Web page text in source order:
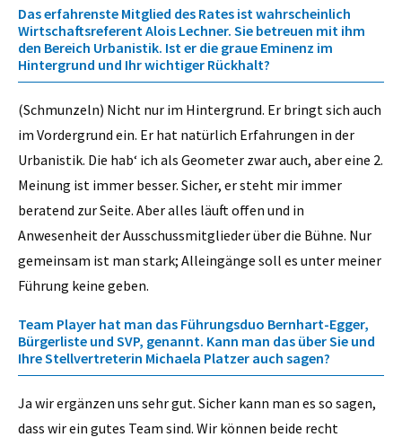
Das erfahrenste Mitglied des Rates ist wahrscheinlich
Wirtschaftsreferent Alois Lechner. Sie betreuen mit ihm
den Bereich Urbanistik. Ist er die graue Eminenz im
Hintergrund und Ihr wichtiger Rückhalt?
(Schmunzeln) Nicht nur im Hintergrund. Er bringt sich auch
im Vordergrund ein. Er hat natürlich Erfahrungen in der
Urbanistik. Die hab‘ ich als Geometer zwar auch, aber eine 2.
Meinung ist immer besser. Sicher, er steht mir immer
beratend zur Seite. Aber alles läuft offen und in
Anwesenheit der Ausschussmitglieder über die Bühne. Nur
gemeinsam ist man stark; Alleingänge soll es unter meiner
Führung keine geben.
Team Player hat man das Führungsduo Bernhart-Egger,
Bürgerliste und SVP, genannt. Kann man das über Sie und
Ihre Stellvertreterin Michaela Platzer auch sagen?
Ja wir ergänzen uns sehr gut. Sicher kann man es so sagen,
dass wir ein gutes Team sind. Wir können beide recht